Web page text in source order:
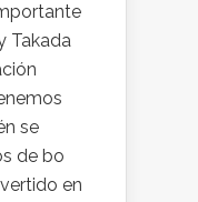
Takada
se
de bo
en